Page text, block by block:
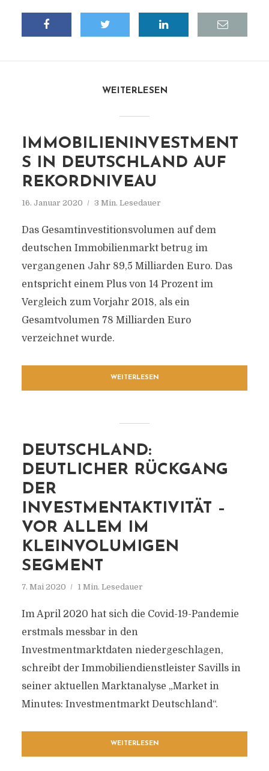
WEITERLESEN
IMMOBILIENINVESTMENT
S IN DEUTSCHLAND AUF
REKORDNIVEAU
16. Januar 2020 3 Min. Lesedauer
Das Gesamtinvestitionsvolumen auf dem
deutschen Immobilienmarkt betrug im
vergangenen Jahr 89,5 Milliarden Euro. Das
entspricht einem Plus von 14 Prozent im
Vergleich zum Vorjahr 2018, als ein
Gesamtvolumen 78 Milliarden Euro
verzeichnet wurde.
WEITERLESEN
DEUTSCHLAND:
DEUTLICHER RÜCKGANG
DER
INVESTMENTAKTIVITÄT –
VOR ALLEM IM
KLEINVOLUMIGEN
SEGMENT
7. Mai 2020 1 Min. Lesedauer
Im April 2020 hat sich die Covid-19-Pandemie
erstmals messbar in den
Investmentmarktdaten niedergeschlagen,
schreibt der Immobiliendienstleister Savills in
seiner aktuellen Marktanalyse „Market in
Minutes: Investmentmarkt Deutschland“.
WEITERLESEN